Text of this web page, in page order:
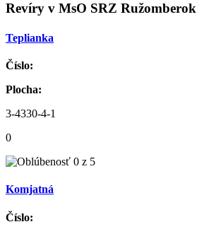
Revíry v MsO SRZ Ružomberok
Teplianka
Číslo:
Plocha:
3-4330-4-1
0
Komjatná
Číslo: